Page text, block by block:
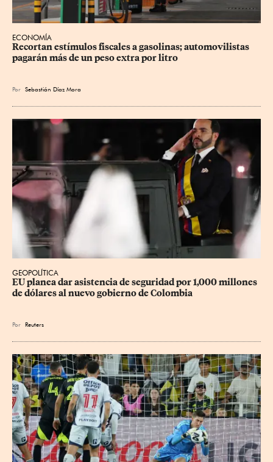
ECONOMÍA
Recortan estímulos fiscales a gasolinas; automovilistas
pagarán más de un peso extra por litro
Por Sebastián Díaz Mora
GEOPOLÍTICA
EU planea dar asistencia de seguridad por 1,000 millones
de dólares al nuevo gobierno de Colombia
Por Reuters